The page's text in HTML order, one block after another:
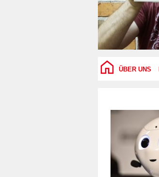
ÜBER UNS